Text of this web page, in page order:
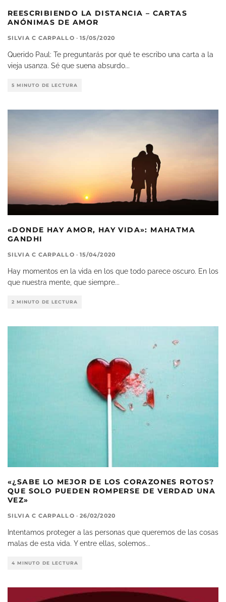
REESCRIBIENDO LA DISTANCIA – CARTAS
ANÓNIMAS DE AMOR
SILVIA C CARPALLO · 15/05/2020
Querido Paul: Te preguntarás por qué te escribo una carta a la
vieja usanza. Sé que suena absurdo...
5 MINUTO DE LECTURA
«DONDE HAY AMOR, HAY VIDA»: MAHATMA
GANDHI
SILVIA C CARPALLO · 15/04/2020
Hay momentos en la vida en los que todo parece oscuro. En los
que nuestra mente, que siempre...
2 MINUTO DE LECTURA
«¿SABE LO MEJOR DE LOS CORAZONES ROTOS?
QUE SOLO PUEDEN ROMPERSE DE VERDAD UNA
VEZ»
SILVIA C CARPALLO · 26/02/2020
Intentamos proteger a las personas que queremos de las cosas
malas de esta vida. Y entre ellas, solemos...
4 MINUTO DE LECTURA